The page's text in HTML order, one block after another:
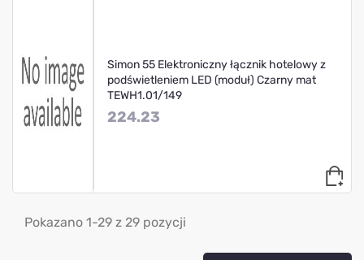
Simon 55 Elektroniczny łącznik hotelowy z
podświetleniem LED (moduł) Czarny mat
TEWH1.01/149
224.23
Pokazano 1-29 z 29 pozycji